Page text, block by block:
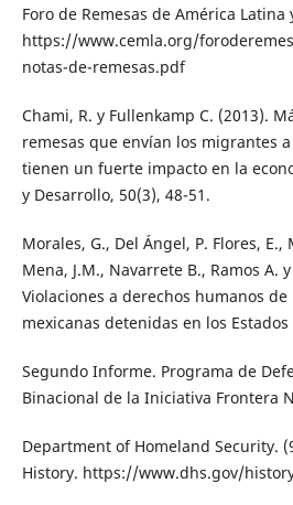
Foro de Remesas de América Latina
https://www.cemla.org/
notas-de-remesas.pdf
Chami, R. y Fullenkamp C. (2013).
remesas que envían los migrantes
tienen un fuerte impacto en la
y Desarrollo, 50(3), 48-51.
Morales, G., Del Ángel, P. Flores, E.,
Mena, J.M., Navarrete B., Ramos A.
Violaciones a derechos humanos
mexicanas detenidas en los
Segundo Informe. Programa de
Binacional de la Iniciativa Frontera
Department of Homeland Security.
History. https://www.dhs.gov/